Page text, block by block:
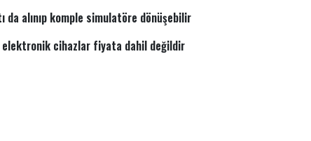
alınıp komple simulatöre dönüşebilir
cihazlar fiyata dahil değildir